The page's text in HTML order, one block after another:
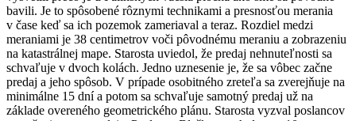
bavili. Je to spôsobené rôznymi technikami a presnosťou merania
v čase keď sa ich pozemok zameriaval a teraz. Rozdiel medzi
meraniami je 38 centimetrov voči pôvodnému meraniu a zobrazeniu
na katastrálnej mape. Starosta uviedol, že predaj nehnuteľnosti sa
schvaľuje v dvoch kolách. Jedno uznesenie je, že sa vôbec začne
predaj a jeho spôsob. V prípade osobitného zreteľa sa zverejňuje na
minimálne 15 dní a potom sa schvaľuje samotný predaj už na
základe overeného geometrického plánu. Starosta vyzval poslancov